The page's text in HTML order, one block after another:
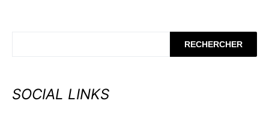
RECHERCHER
SOCIAL LINKS